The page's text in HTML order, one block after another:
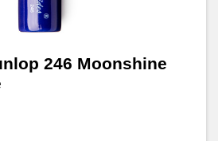
246 Moonshine